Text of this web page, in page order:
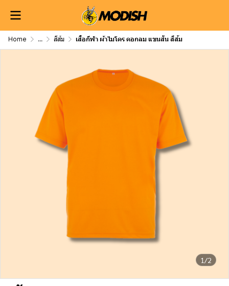
Home ... สีส้ม เสื้อกีฬา ผ้าไมโคร คอกลม แขนสั้น สีส้ม
1/2